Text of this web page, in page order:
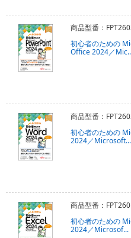
商品型番：
初心者のための
Office 2024／
商品型番：
初心者のための
2024／Microsoft...
商品型番：
初心者のための
2024／Microsof...